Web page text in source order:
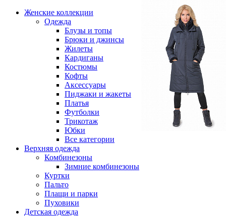
Женские коллекции
Одежда
Блузы и топы
Брюки и джинсы
Жилеты
Кардиганы
Костюмы
Кофты
Аксессуары
Пиджаки и жакеты
Платья
Футболки
Трикотаж
Юбки
Все категории
Верхняя одежда
Комбинезоны
Зимние комбинезоны
Куртки
Пальто
Плащи и парки
Пуховики
Детская одежда